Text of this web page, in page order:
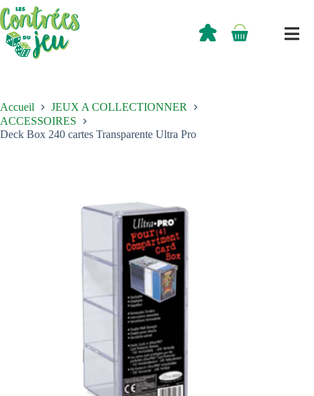
Passer
au
contenu
Panier
0,00
Accueil
JEUX A COLLECTIONNER
ACCESSOIRES
Deck Box 240 cartes Transparente Ultra Pro